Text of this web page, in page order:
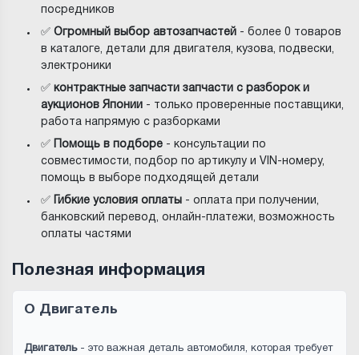
посредников
✅Огромный выбор автозапчастей - более 0 товаров
в каталоге, детали для двигателя, кузова, подвески,
электроники
✅ контрактные запчасти запчасти с разборок и
аукционов Японии - только проверенные поставщики,
работа напрямую с разборками
✅ Помощь в подборе - консультации по
совместимости, подбор по артикулу и VIN-номеру,
помощь в выборе подходящей детали
✅ Гибкие условия оплаты - оплата при получении,
банковский перевод, онлайн-платежи, возможность
оплаты частями
Полезная информация
О Двигатель
Двигатель- это важная деталь автомобиля, которая требует